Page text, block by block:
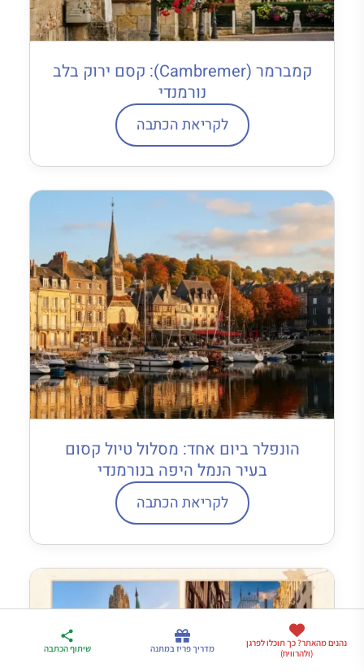
קמברמר (Cambremer): קסם ירוק בלב
נורמנדי
לקריאת הכתבה
הונפלר ביום אחד: מסלול טיול קסום
בעיר הנמל היפה בנורמנדי
לקריאת הכתבה
ארגז הכלים שלי
לטיול בצרפת
מדריך פריז
במתנה
דברו
איתי בווטסאפ
נהנים מהאתר? כך תוכלו לפרגן
(ולהרוויח)
מדריך פריז במתנה שיתוף הכתבה